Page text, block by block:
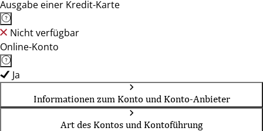
Ausgabe einer Kredit-Karte
Nicht verfügbar
Online-Konto
Ja
Informationen zum Konto und Konto-Anbieter
Art des Kontos und Kontoführung